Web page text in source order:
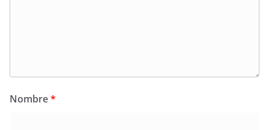
Nombre*